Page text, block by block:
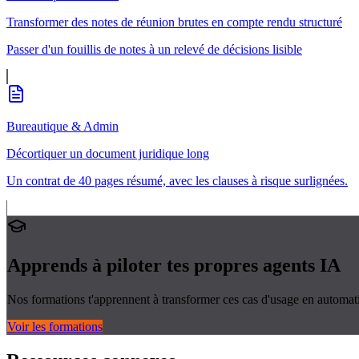
Transformer des notes de réunion brutes en compte rendu structuré
Passer d'un fouillis de notes à un relevé de décisions lisible
Bureautique & Admin
Décortiquer un document juridique long
Un contrat de 40 pages résumé, avec les clauses à risque surlignées.
Apprends à piloter tes propres agents IA
Nos formations t'apprennent à transformer ces cas d'usage en
Voir les formations